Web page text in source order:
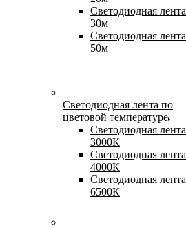
Светодиодная лента
30м
Светодиодная лента
50м
Светодиодная лента по
цветовой температуре
Светодиодная лента
3000К
Светодиодная лента
4000К
Светодиодная лента
6500К